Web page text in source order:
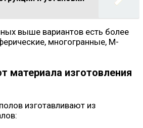
выше вариантов есть более
многогранные, М-
материала изготовления
изготавливают из